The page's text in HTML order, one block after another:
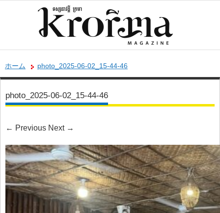
ホーム photo_2025-06-02_15-44-46
photo_2025-06-02_15-44-46
← Previous Next →